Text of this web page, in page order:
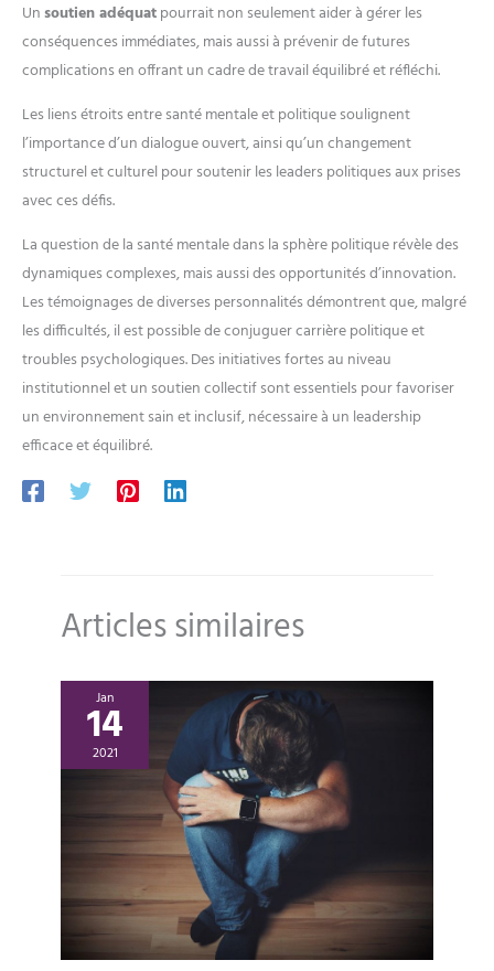
Unsoutien adéquatpourrait non seulement aider à gérer les
conséquences immédiates, mais aussi à prévenir de futures
complications en offrant un cadre de travail équilibré et réfléchi.
Les liens étroits entre santé mentale et politique soulignent
l’importance d’un dialogue ouvert, ainsi qu’un changement
structurel et culturel pour soutenir les leaders politiques aux prises
avec ces défis.
La question de la santé mentale dans la sphère politique révèle des
dynamiques complexes, mais aussi des opportunités d’innovation.
Les témoignages de diverses personnalités démontrent que, malgré
les difficultés, il est possible de conjuguer carrière politique et
troubles psychologiques. Des initiatives fortes au niveau
institutionnel et un soutien collectif sont essentiels pour favoriser
un environnement sain et inclusif, nécessaire à un leadership
efficace et équilibré.
Articles similaires
Jan
14
2021